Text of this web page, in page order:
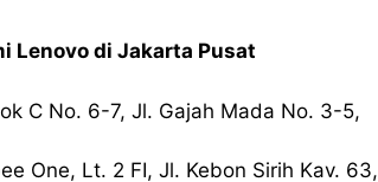
Lenovo di Jakarta Pusat
C No. 6-7, Jl. Gajah Mada No. 3-5,
One, Lt. 2 FI, Jl. Kebon Sirih Kav. 63,